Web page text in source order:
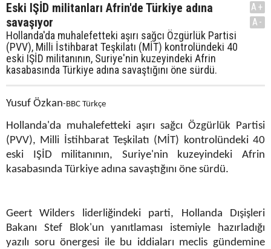
Eski IŞİD militanları Afrin'de Türkiye adına
savaşıyor
Hollanda'da muhalefetteki aşırı sağcı Özgürlük Partisi
(PVV), Milli İstihbarat Teşkilatı (MİT) kontrolündeki 40
eski IŞİD militanının, Suriye'nin kuzeyindeki Afrin
kasabasında Türkiye adına savaştığını öne sürdü.
A+
A-
Yusuf Özkan-BBC Türkçe
Hollanda'da muhalefetteki aşırı sağcı Özgürlük Partisi
(PVV), Milli İstihbarat Teşkilatı (MİT) kontrolündeki 40
eski IŞİD militanının, Suriye'nin kuzeyindeki Afrin
kasabasında Türkiye adına savaştığını öne sürdü.
Geert Wilders liderliğindeki parti, Hollanda Dışişleri
Bakanı Stef Blok'un yanıtlaması istemiyle hazırladığı
yazılı soru önergesi ile bu iddiaları meclis gündemine